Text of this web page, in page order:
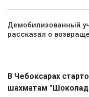
Демобилизованный
рассказал о
В Чебоксарах
шахматам